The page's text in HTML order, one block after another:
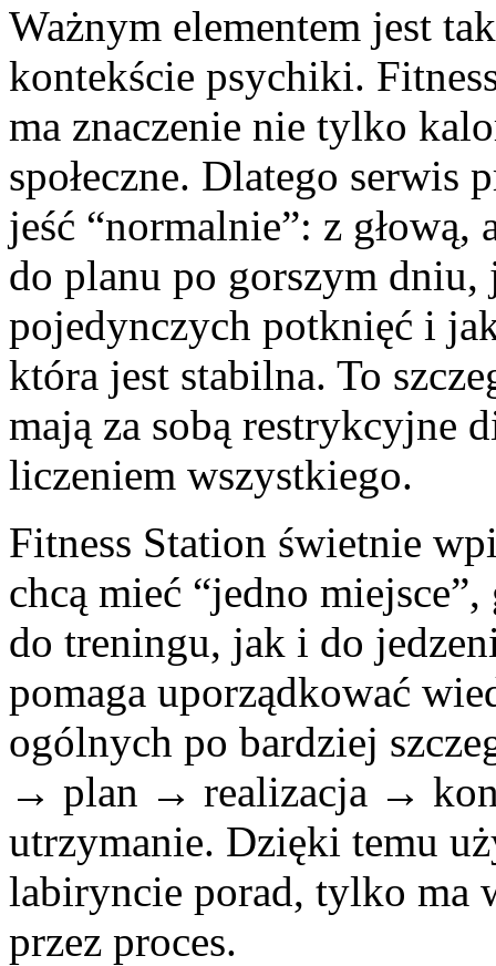
Ważnym elementem jest
kontekście psychiki.
ma znaczenie nie tylko
społeczne. Dlatego
jeść “normalnie”: z głową,
do planu po gorszym dniu,
pojedynczych potknięć i
która jest stabilna. To
mają za sobą restrykcyjne
liczeniem wszystkiego.
Fitness Station świetnie
chcą mieć “jedno
do treningu, jak i do
pomaga uporządkować
ogólnych po bardziej
→ plan → realizacja →
utrzymanie. Dzięki temu
labiryncie porad, tylko ma
przez proces.